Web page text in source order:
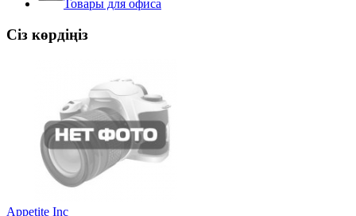
Товары для офиса
Сіз көрдіңіз
Appetite Inc